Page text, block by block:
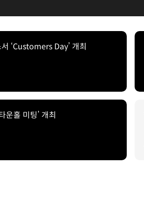
‘Customers Day’ 개최
운홀 미팅’ 개최